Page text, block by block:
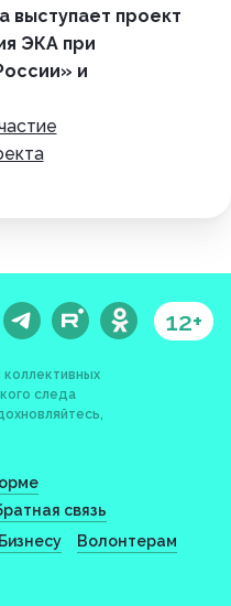
выступает проект
ЭКА при
и
12+
следа
связь
Бизнесу Волонтерам